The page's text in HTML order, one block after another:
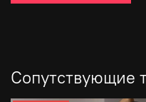
Сопутствующие